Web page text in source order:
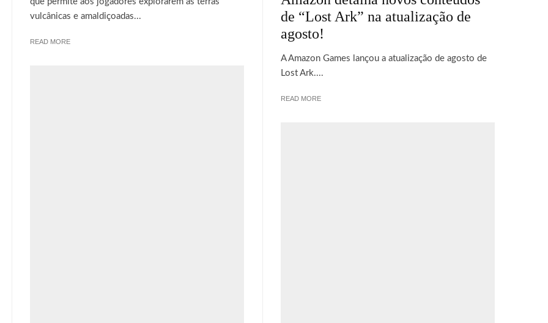
vulcânicas e amaldiçoadas...
READ MORE
de “Lost Ark” na atualização de
agosto!
A Amazon Games lançou a atualização de agosto de
Lost Ark....
READ MORE